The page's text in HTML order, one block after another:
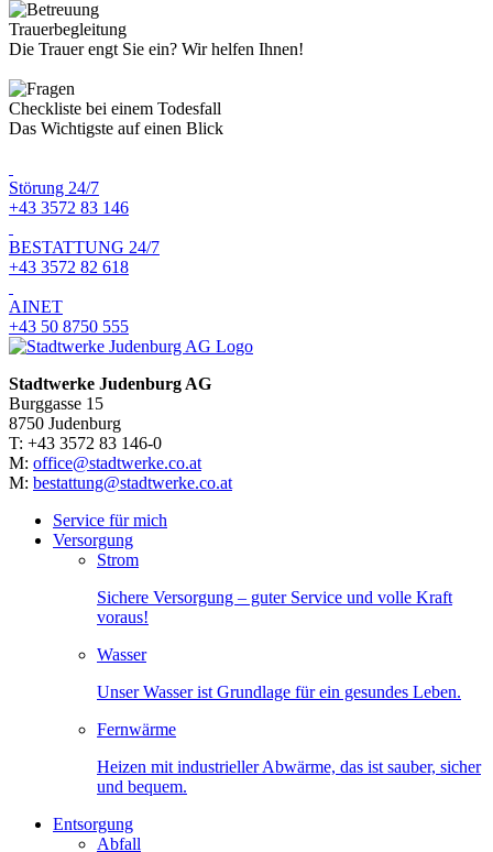
Trauerbegleitung
Die Trauer engt Sie ein? Wir helfen Ihnen!
Checkliste bei einem Todesfall
Das Wichtigste auf einen Blick
Störung 24/7
+43 3572 83 146
BESTATTUNG 24/7
+43 3572 82 618
AINET
+43 50 8750 555
Stadtwerke Judenburg AG
Burggasse 15
8750 Judenburg
T: +43 3572 83 146-0
M: office@stadtwerke.co.at
M: bestattung@stadtwerke.co.at
Service für mich
Versorgung
Strom
Sichere Versorgung – guter Service und volle Kraft
voraus!
Wasser
Unser Wasser ist Grundlage für ein gesundes Leben.
Fernwärme
Heizen mit industrieller Abwärme, das ist sauber, sicher
und bequem.
Entsorgung
Abfall